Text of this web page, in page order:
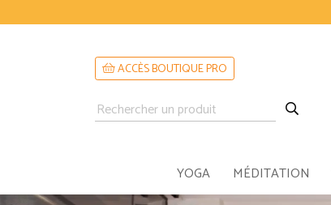
ACCÈS BOUTIQUE PRO
YOGA MÉDITATION